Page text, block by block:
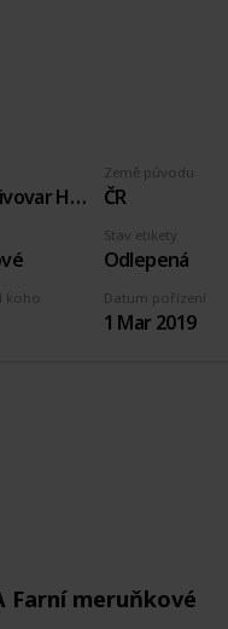
Měšťanský pivovar Hradec Králové
Země původu
ČR
koho
Stav etikety
Odlepená
Datum pořízení
1 Mar 2019
Farní meruňkové